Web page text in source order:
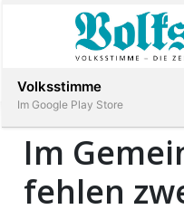
Immobilien
Im
fehlen
Volksstimme
Im Google Play Store